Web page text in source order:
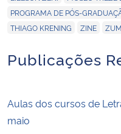
PROGRAMA DE PÓS-
THIAGO KRENING ZINE
Publicações
Aulas dos cursos de
maio